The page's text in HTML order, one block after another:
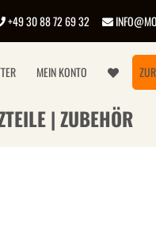
+49 30 88 72 69 32
MEIN KONTO
| ZUBEHÖR